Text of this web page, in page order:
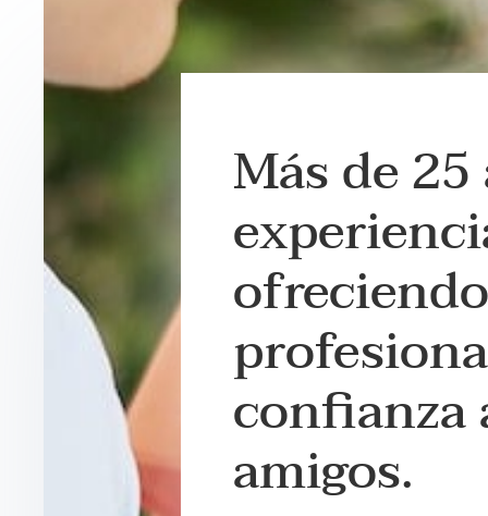
Más de
ofreciendo
confianza
amigos.